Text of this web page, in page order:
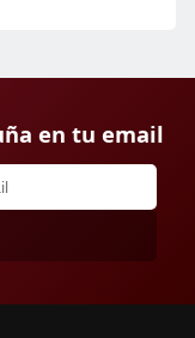
en tu email